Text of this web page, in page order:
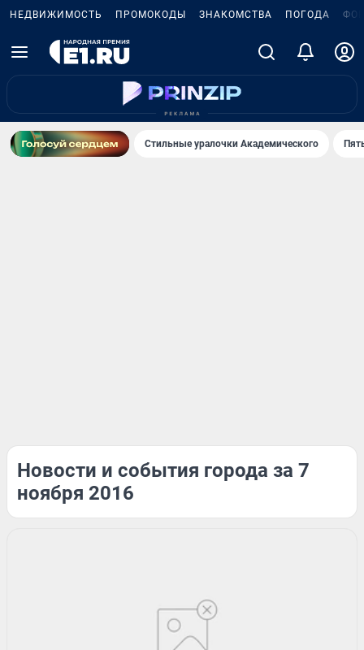
НЕДВИЖИМОСТЬ ПРОМОКОДЫ ЗНАКОМСТВА ПОГОДА
Стильные уралочки Академического
Новости и события города за 7
ноября 2016